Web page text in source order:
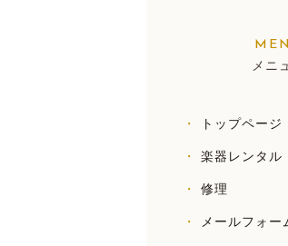
メニ
トップページ
楽器レンタル
修理
メールフォー